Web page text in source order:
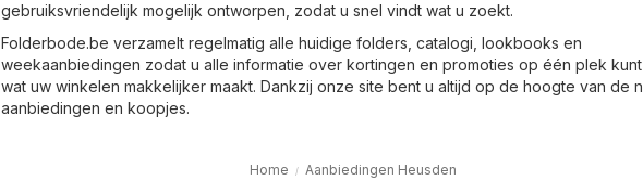
gebruiksvriendelijk mogelijk ontworpen, zodat u snel vindt wat u zoekt.
Folderbode.be verzamelt regelmatig alle huidige folders, catalogi, lookbooks en
weekaanbiedingen zodat u alle informatie over kortingen en promoties op één plek
wat uw winkelen makkelijker maakt. Dankzij onze site bent u altijd op de hoogte van de
aanbiedingen en koopjes.
Home Aanbiedingen Heusden